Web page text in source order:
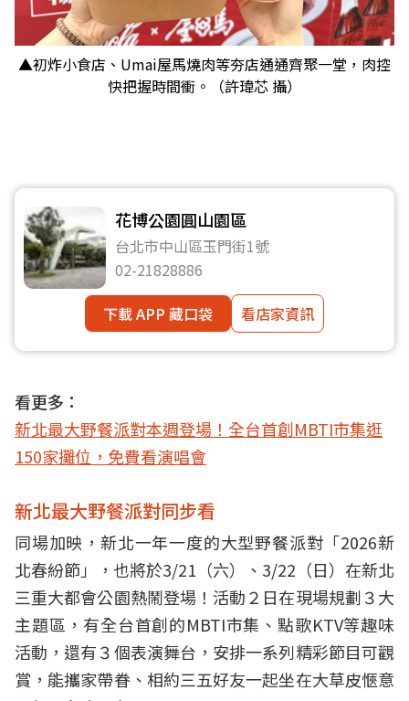
▲初炸小食店、Umai屋馬燒肉等夯店通通齊聚一堂，肉控
快把握時間衝。（許瑋芯 攝）
花博公園圓山園區
台北市中山區玉門街1號
02-21828886
下載 APP 藏口袋
看店家資訊
看更多：
新北最大野餐派對本週登場！全台首創MBTI市集逛
150家攤位，免費看演唱會
新北最大野餐派對同步看
同場加映，新北一年一度的大型野餐派對「2026新
北春紛節」，也將於3/21（六）、3/22（日）在新北
三重大都會公園熱鬧登場！活動２日在現場規劃３大
主題區，有全台首創的MBTI市集、點歌KTV等趣味
活動，還有３個表演舞台，安排一系列精彩節目可觀
賞，能攜家帶眷、相約三五好友一起坐在大草皮愜意